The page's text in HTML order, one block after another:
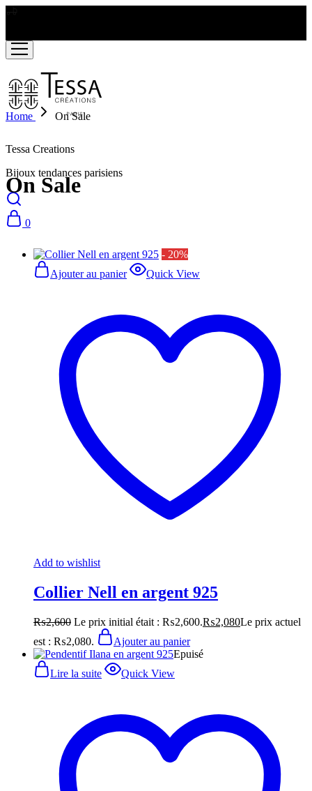
Tessa Creations
Bijoux tendances parisiens
0
Home On Sale
On Sale
- 20%
Ajouter au panier
Quick View
Add to wishlist
Collier Nell en argent 925
₨2,600 Le prix initial était : ₨2,600.₨2,080Le prix actuel
est : ₨2,080.
Ajouter au panier
Epuisé
Lire la suite
Quick View